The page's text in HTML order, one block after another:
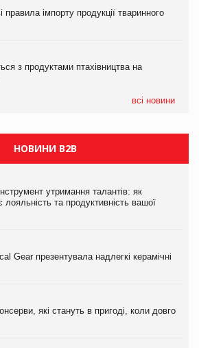
правила імпорту продукції тваринного
з продуктами птахівництва на
всі новини
правила імпорту продукції тваринного
з продуктами птахівництва на
правила імпорту продукції тваринного
з продуктами птахівництва на
НОВИНИ B2B
утримання талантів: як
та продуктивність вашої
Gear презентувала надлегкі керамічні
які стануть в пригоді, коли довго